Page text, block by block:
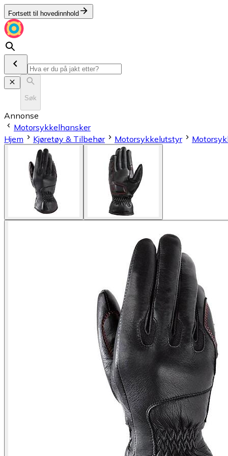
Fortsett til hovedinnhold
Søk
Annonse
Motorsykkelhansker
Hjem
Kjøretøy & Tilbehør Motorsykkelutstyr